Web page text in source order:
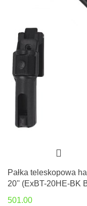
Pałka teleskopowa
20'' (ExBT-20HE-BK
501.00